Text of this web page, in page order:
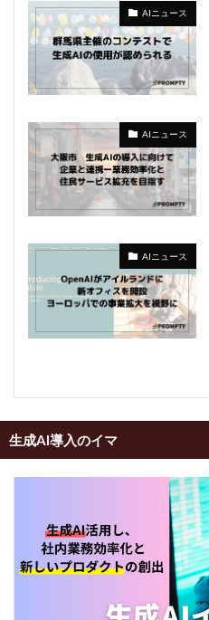
AIニュース
AIニュース
AIニュース
生成AI導入のイマ